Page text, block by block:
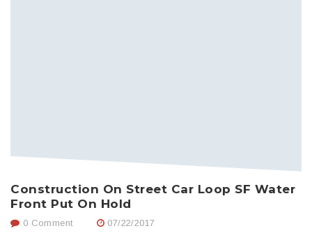
Construction On Street Car Loop SF Water
Front Put On Hold
0 Comment 07/22/2017